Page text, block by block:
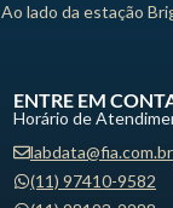
Ao lado da estação
ENTRE EM
Horário de
labdata@fia.com.br
(11) 97410-9582